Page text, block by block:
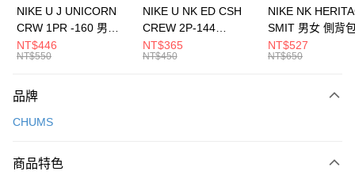
元大商業銀行
台灣樂天信用卡公司
全盈+PAY
AFTEE先享後付
【關於「AFTEE先享後付」】
便利好安心！
３．安心：先確認商品／服務後，再付款。
運送方式
每筆NT$100，滿NT$1,500(含以上)免運費
NIKE U J UNICORN
CRW 1PR -160 男女
中統襪 FZ3393100
NT$446
NT$550
NIKE U NK ED CSH
CREW 2P-144
EMBRDY 男女 短統襪
FZ3073133
NT$365
NT$450
NIKE NK
SMIT 男女 側背
BA5871010
NT$527
NT$650
品牌
CHUMS
商品特色